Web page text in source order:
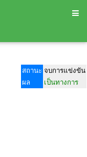
สถานะ จบการแข่งขัน
ผล
เป็นทางการ